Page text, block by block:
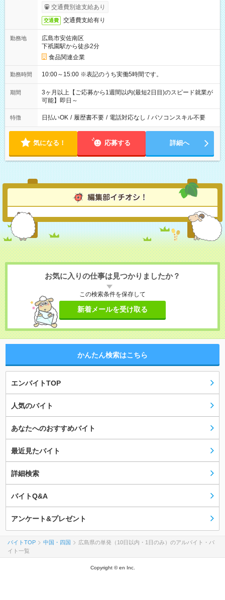
交通費別途支給あり
交通費 交通費支給有り
勤務地
広島市安佐南区
下祇園駅から徒歩2分
食品関連企業
勤務時間 10:00～15:00 ※表記のうち実働5時間です。
期間
3ヶ月以上【ご応募から1週間以内(最短2日目)のスピード就業が
可能】即日～
特徴 日払いOK / 履歴書不要 / 電話対応なし / パソコンスキル不要
気になる！ 応募する 詳細へ
お気に入りの仕事は見つかりましたか？
この検索条件を保存して
新着メールを受け取る
かんたん検索はこちら
エンバイトTOP
人気のバイト
あなたへのおすすめバイト
最近見たバイト
詳細検索
バイトQ&A
アンケート&プレゼント
バイトTOP 中国・四国
広島県の単発（10日以内・1日のみ）のアルバイト・バ
イト一覧
Copyright © en Inc.